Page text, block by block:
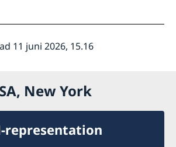
11 juni 2026, 15.16
New York
representation